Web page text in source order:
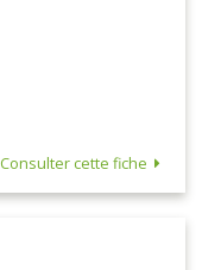
Consulter cette fiche